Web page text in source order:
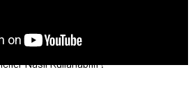
Nasıl Kullanabilir?